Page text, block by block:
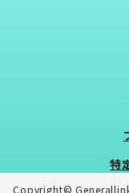
特
Copyright©